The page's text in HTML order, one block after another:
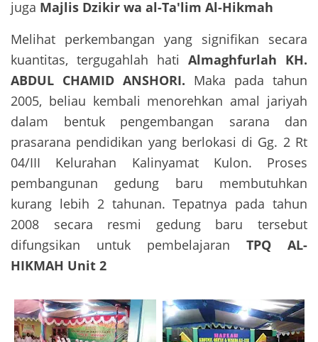
juga Majlis Dzikir wa al-Ta'lim Al-Hikmah
Melihat perkembangan yang signifikan secara
kuantitas, tergugahlah hati Almaghfurlah KH.
ABDUL CHAMID ANSHORI. Maka pada tahun
2005, beliau kembali menorehkan amal jariyah
dalam bentuk pengembangan sarana dan
prasarana pendidikan yang berlokasi di Gg. 2 Rt
04/III Kelurahan Kalinyamat Kulon. Proses
pembangunan gedung baru membutuhkan
kurang lebih 2 tahunan. Tepatnya pada tahun
2008 secara resmi gedung baru tersebut
difungsikan untuk pembelajaran TPQ AL-
HIKMAH Unit 2